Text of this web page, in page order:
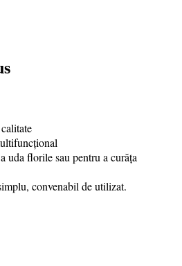
uda florile sau pentru a curăța
convenabil de utilizat.